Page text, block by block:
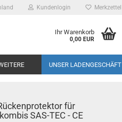
Kundenlogin Merkzettel
Ihr Warenkorb
0,00 EUR
UNSER LADENGESCHÄFT
für
SAS-TEC - CE